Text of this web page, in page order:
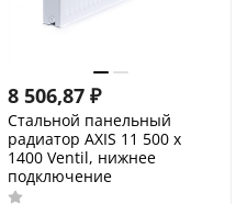
8 506,87 ₽
Стальной панельный
радиатор AXIS 11 500 x
1400 Ventil, нижнее
подключение